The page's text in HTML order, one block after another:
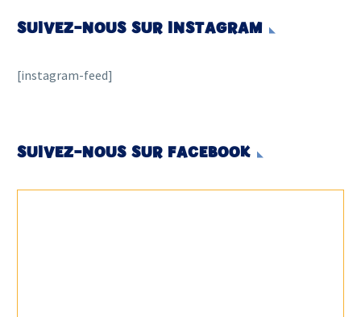
SUIVEZ-NOUS SUR INSTAGRAM
[instagram-feed]
SUIVEZ-NOUS SUR FACEBOOK